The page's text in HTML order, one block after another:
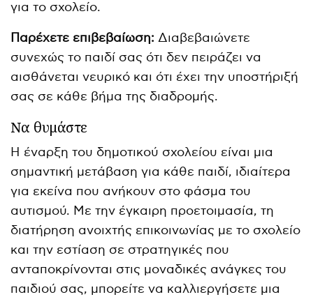
για το σχολείο.
Παρέχετε επιβεβαίωση: Διαβεβαιώνετε
συνεχώς το παιδί σας ότι δεν πειράζει να
αισθάνεται νευρικό και ότι έχει την υποστήριξή
σας σε κάθε βήμα της διαδρομής.
Να θυμάστε
Η έναρξη του δημοτικού σχολείου είναι μια
σημαντική μετάβαση για κάθε παιδί, ιδιαίτερα
για εκείνα που ανήκουν στο φάσμα του
αυτισμού. Με την έγκαιρη προετοιμασία, τη
διατήρηση ανοιχτής επικοινωνίας με το σχολείο
και την εστίαση σε στρατηγικές που
ανταποκρίνονται στις μοναδικές ανάγκες του
παιδιού σας, μπορείτε να καλλιεργήσετε μια